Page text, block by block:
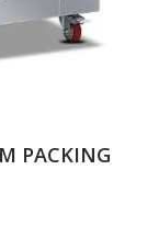
PACKING